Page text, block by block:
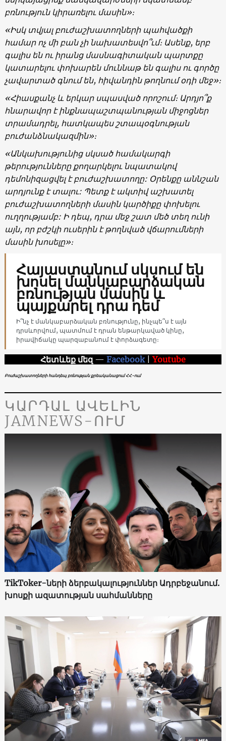
բռնություն կիրառելու մասին»։
«Իսկ տվյալ բուժաշխատողների պահվածքի
համար ոչ մի բան չի նախատեսվո՞ւմ։ Ասենք, երբ
գալիս են ու իրանց մասնագիտական պարտքը
կատարելու փոխարեն մուննաթ են գալիս ու գործը
չավարտած գնում են, հիվանդին թողնում օդի մեջ»։
«Հիասքանչ և երկար սպասված որոշում։ Արդյո՞ք
հնարավոր է ինքնապաշտպանության միջոցներ
տրամադրել, հատկապես շտապօգնության
բուժանձնակազմին»։
«Անկախությունից սկսած համակարգի
թերությունները քողարկելու նպատակով
դեմոնիզացվել է բուժաշխատողը: Օրենքը աննշան
արդյունք է տալու: Պետք է ակտիվ աշխատել
բուժաշխատողների մասին կարծիքը փոխելու
ուղղությամբ: Ի դեպ, դրա մեջ շատ մեծ տեղ ունի
այն, որ բժշկի ուսերին է թողնված վճարումների
մասին խոսելը»։
Հայաստանում սկսում են
խոսել մանկաբարձական
բռնության մասին և
պայքարել դրա դեմ
Ի՞նչ է մանկաբարձական բռնությունը, ինչպե՞ս է այն
դրսևորվում, պատմում է դրան ենթարկաված կինը,
իրավիճակը պարզաբանում է փորձագետը։
Հետևեք մեզ — Facebook |Youtube
Բուժաշխատողների հանդեպ բռնության քրեականացում ՀՀ-ում
ԿԱՐԴԱԼ ԱՎԵԼԻՆ
JAMNEWS-ՈՒՄ
TikToker-ների ձերբակալություններ Ադրբեջանում.
խոսքի ազատության սահմանները